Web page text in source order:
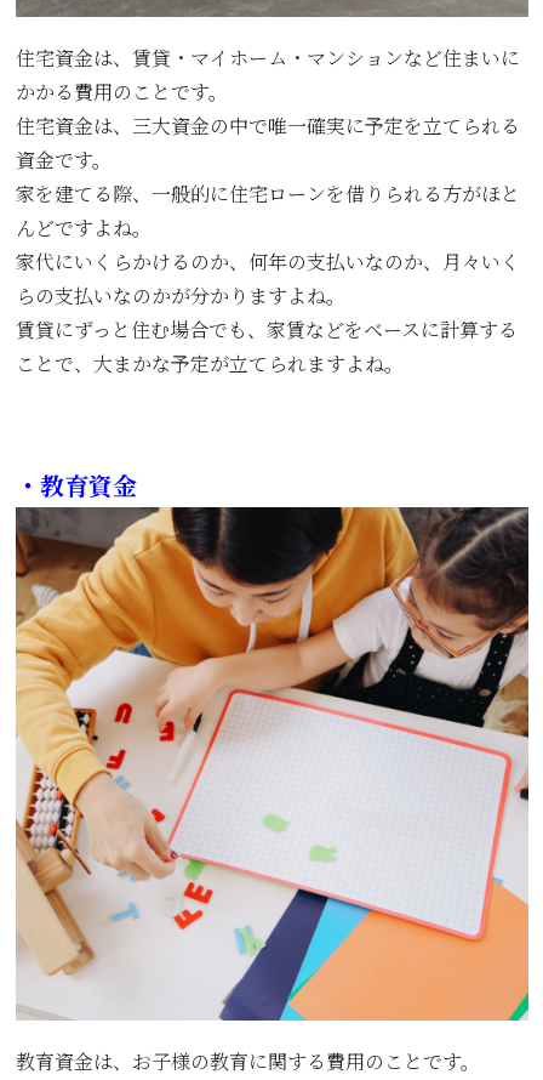
住宅資金は、賃貸・マイホーム・マンションなど住まいに
かかる費用のことです。
住宅資金は、三大資金の中で唯一確実に予定を立てられる
資金です。
家を建てる際、一般的に住宅ローンを借りられる方がほと
んどですよね。
家代にいくらかけるのか、何年の支払いなのか、月々いく
らの支払いなのかが分かりますよね。
賃貸にずっと住む場合でも、家賃などをベースに計算する
ことで、大まかな予定が立てられますよね。
・教育資金
教育資金は、お子様の教育に関する費用のことです。